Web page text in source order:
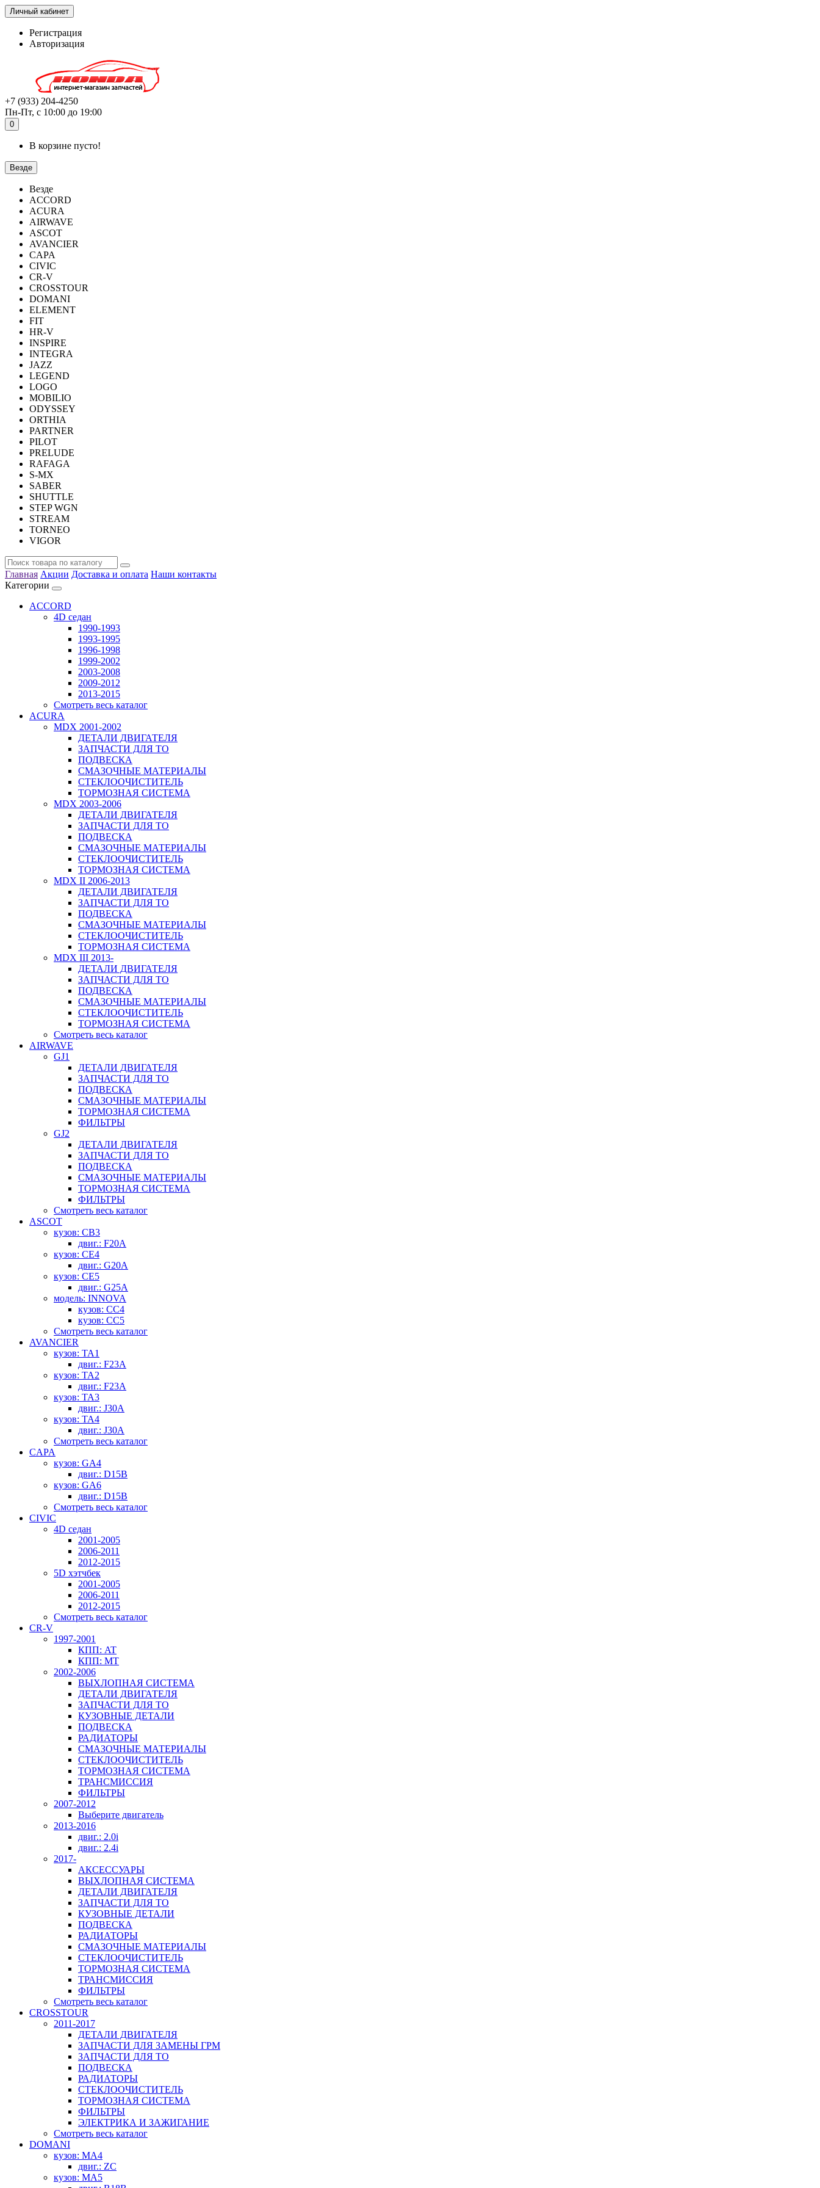
Личный кабинет
Регистрация
Авторизация
+7 (933) 204-4250
Пн-Пт, с 10:00 до 19:00
0
В корзине пусто!
Везде
Везде
ACCORD
ACURA
AIRWAVE
ASCOT
AVANCIER
CAPA
CIVIC
CR-V
CROSSTOUR
DOMANI
ELEMENT
FIT
HR-V
INSPIRE
INTEGRA
JAZZ
LEGEND
LOGO
MOBILIO
ODYSSEY
ORTHIA
PARTNER
PILOT
PRELUDE
RAFAGA
S-MX
SABER
SHUTTLE
STEP WGN
STREAM
TORNEO
VIGOR
Главная Акции Доставка и оплата Наши контакты
Категории
ACCORD
4D седан
1990-1993
1993-1995
1996-1998
1999-2002
2003-2008
2009-2012
2013-2015
Смотреть весь каталог
ACURA
MDX 2001-2002
ДЕТАЛИ ДВИГАТЕЛЯ
ЗАПЧАСТИ ДЛЯ ТО
ПОДВЕСКА
СМАЗОЧНЫЕ МАТЕРИАЛЫ
СТЕКЛООЧИСТИТЕЛЬ
ТОРМОЗНАЯ СИСТЕМА
MDX 2003-2006
ДЕТАЛИ ДВИГАТЕЛЯ
ЗАПЧАСТИ ДЛЯ ТО
ПОДВЕСКА
СМАЗОЧНЫЕ МАТЕРИАЛЫ
СТЕКЛООЧИСТИТЕЛЬ
ТОРМОЗНАЯ СИСТЕМА
MDX II 2006-2013
ДЕТАЛИ ДВИГАТЕЛЯ
ЗАПЧАСТИ ДЛЯ ТО
ПОДВЕСКА
СМАЗОЧНЫЕ МАТЕРИАЛЫ
СТЕКЛООЧИСТИТЕЛЬ
ТОРМОЗНАЯ СИСТЕМА
MDX III 2013-
ДЕТАЛИ ДВИГАТЕЛЯ
ЗАПЧАСТИ ДЛЯ ТО
ПОДВЕСКА
СМАЗОЧНЫЕ МАТЕРИАЛЫ
СТЕКЛООЧИСТИТЕЛЬ
ТОРМОЗНАЯ СИСТЕМА
Смотреть весь каталог
AIRWAVE
GJ1
ДЕТАЛИ ДВИГАТЕЛЯ
ЗАПЧАСТИ ДЛЯ ТО
ПОДВЕСКА
СМАЗОЧНЫЕ МАТЕРИАЛЫ
ТОРМОЗНАЯ СИСТЕМА
ФИЛЬТРЫ
GJ2
ДЕТАЛИ ДВИГАТЕЛЯ
ЗАПЧАСТИ ДЛЯ ТО
ПОДВЕСКА
СМАЗОЧНЫЕ МАТЕРИАЛЫ
ТОРМОЗНАЯ СИСТЕМА
ФИЛЬТРЫ
Смотреть весь каталог
ASCOT
кузов: CB3
двиг.: F20A
кузов: CE4
двиг.: G20A
кузов: CE5
двиг.: G25A
модель: INNOVA
кузов: CC4
кузов: CC5
Смотреть весь каталог
AVANCIER
кузов: TA1
двиг.: F23A
кузов: TA2
двиг.: F23A
кузов: TA3
двиг.: J30A
кузов: TA4
двиг.: J30A
Смотреть весь каталог
CAPA
кузов: GA4
двиг.: D15B
кузов: GA6
двиг.: D15B
Смотреть весь каталог
CIVIC
4D седан
2001-2005
2006-2011
2012-2015
5D хэтчбек
2001-2005
2006-2011
2012-2015
Смотреть весь каталог
CR-V
1997-2001
КПП: AT
КПП: MT
2002-2006
ВЫХЛОПНАЯ СИСТЕМА
ДЕТАЛИ ДВИГАТЕЛЯ
ЗАПЧАСТИ ДЛЯ ТО
КУЗОВНЫЕ ДЕТАЛИ
ПОДВЕСКА
РАДИАТОРЫ
СМАЗОЧНЫЕ МАТЕРИАЛЫ
СТЕКЛООЧИСТИТЕЛЬ
ТОРМОЗНАЯ СИСТЕМА
ТРАНСМИССИЯ
ФИЛЬТРЫ
2007-2012
Выберите двигатель
2013-2016
двиг.: 2.0i
двиг.: 2.4i
2017-
АКСЕССУАРЫ
ВЫХЛОПНАЯ СИСТЕМА
ДЕТАЛИ ДВИГАТЕЛЯ
ЗАПЧАСТИ ДЛЯ ТО
КУЗОВНЫЕ ДЕТАЛИ
ПОДВЕСКА
РАДИАТОРЫ
СМАЗОЧНЫЕ МАТЕРИАЛЫ
СТЕКЛООЧИСТИТЕЛЬ
ТОРМОЗНАЯ СИСТЕМА
ТРАНСМИССИЯ
ФИЛЬТРЫ
Смотреть весь каталог
CROSSTOUR
2011-2017
ДЕТАЛИ ДВИГАТЕЛЯ
ЗАПЧАСТИ ДЛЯ ЗАМЕНЫ ГРМ
ЗАПЧАСТИ ДЛЯ ТО
ПОДВЕСКА
РАДИАТОРЫ
СТЕКЛООЧИСТИТЕЛЬ
ТОРМОЗНАЯ СИСТЕМА
ФИЛЬТРЫ
ЭЛЕКТРИКА И ЗАЖИГАНИЕ
Смотреть весь каталог
DOMANI
кузов: MA4
двиг.: ZC
кузов: MA5